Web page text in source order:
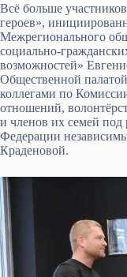
Всё больше
героев»,
Межрегионального
социально-
возможностей»
Общественной
коллегами по
отношений,
и членов их семей под
Федерации
Краденовой.